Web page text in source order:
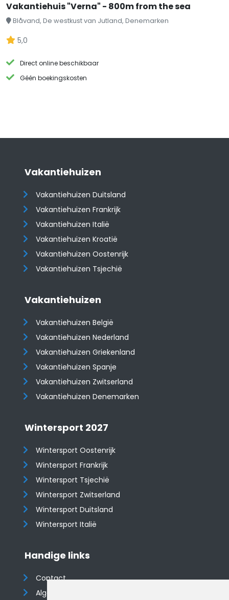
Vakantiehuis "Verna" - 800m from the sea
Blåvand, De westkust van Jutland, Denemarken
5,0
Direct online beschikbaar
Géén boekingskosten
Vakantiehuizen
Vakantiehuizen Duitsland
Vakantiehuizen Frankrijk
Vakantiehuizen Italië
Vakantiehuizen Kroatië
​​​​​​​Vakantiehuizen Oostenrijk
Vakantiehuizen Tsjechië
Vakantiehuizen
Vakantiehuizen België
Vakantiehuizen Nederland
Vakantiehuizen Griekenland
Vakantiehuizen Spanje
​​​​​​​Vakantiehuizen Zwitserland
Vakantiehuizen Denemarken
Wintersport 2027
Wintersport Oostenrijk
Wintersport Frankrijk
Wintersport Tsjechië
Wintersport Zwitserland
Wintersport Duitsland
Wintersport Italië
Handige links
Contact
Algemene voorwaarden